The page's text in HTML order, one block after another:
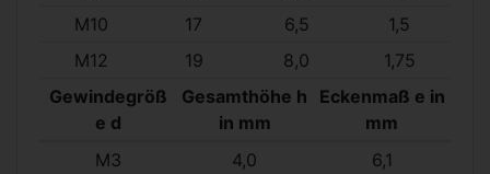
M10
17 6,5
1,5
M12
19 8,0
1,75
Gewindegröß
e d
Gesamthöhe h
in mm
Eckenmaß e in
mm
M3
4,0
6,1